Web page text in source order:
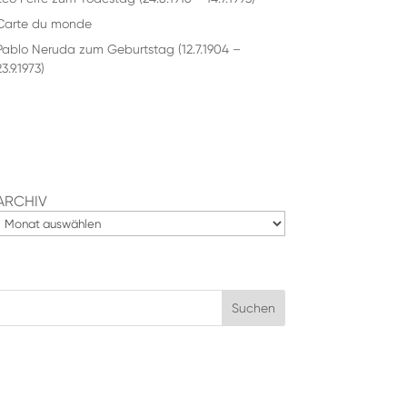
du monde
Neruda zum Geburtstag (12.7.1904 –
Suchen